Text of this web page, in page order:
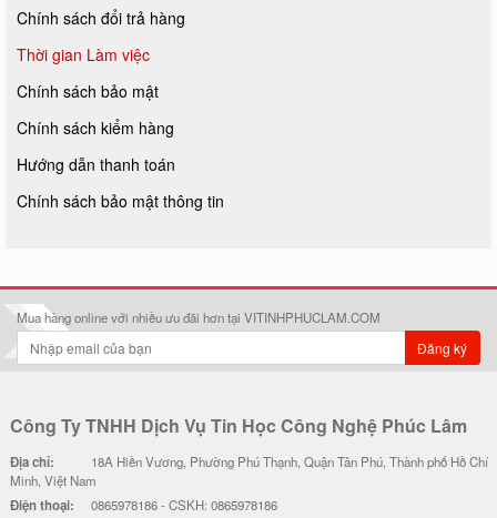
Chính sách đổi trả hàng
Thời gian Làm việc
Chính sách bảo mật
Chính sách kiểm hàng
Hướng dẫn thanh toán
Chính sách bảo mật thông tin
Mua hàng online với nhiều ưu đãi hơn tại VITINHPHUCLAM.COM
Đăng ký
Công Ty TNHH Dịch Vụ Tin Học Công Nghệ Phúc Lâm
Địa chỉ:
18A Hiền Vương, Phường Phú Thạnh, Quận Tân Phú, Thành phố Hồ Chí
Minh, Việt Nam
Điện thoại: 0865978186 - CSKH: 0865978186